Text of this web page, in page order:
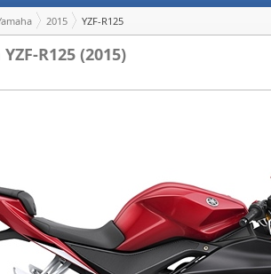
2015 YZF-R125
R125 (2015)